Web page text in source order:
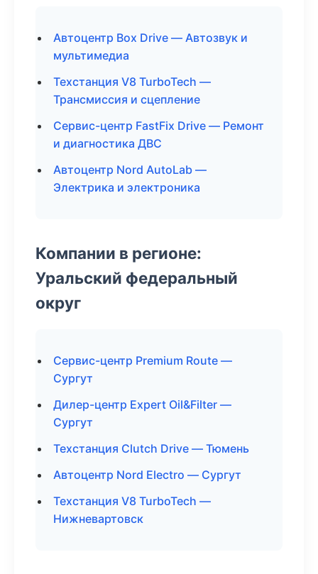
Автоцентр Box Drive — Автозвук и
мультимедиа
Техстанция V8 TurboTech —
Трансмиссия и сцепление
Сервис-центр FastFix Drive — Ремонт
и диагностика ДВС
Автоцентр Nord AutoLab —
Электрика и электроника
Компании в регионе:
Уральский федеральный
округ
Сервис-центр Premium Route —
Сургут
Дилер-центр Expert Oil&Filter —
Сургут
Техстанция Clutch Drive — Тюмень
Автоцентр Nord Electro — Сургут
Техстанция V8 TurboTech —
Нижневартовск